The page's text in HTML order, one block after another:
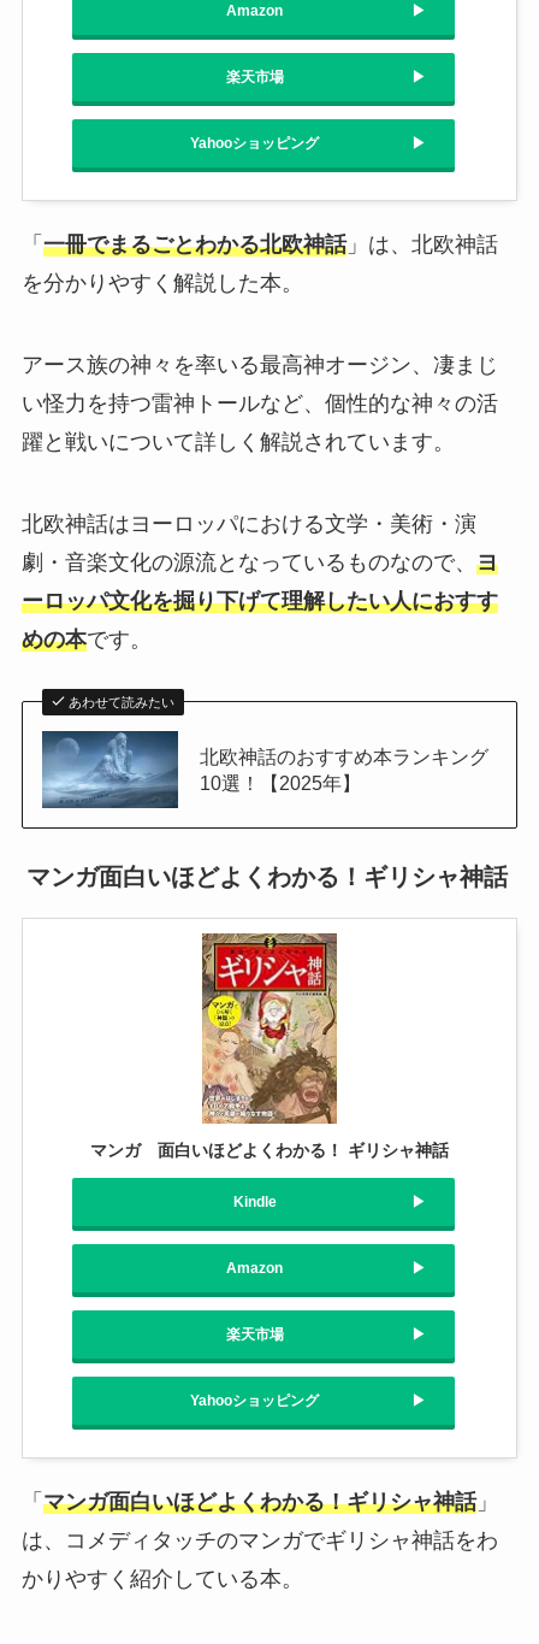
Amazon
楽天市場
Yahooショッピング
「 一冊でまるごとわかる北欧神話」は、北欧神話
を分かりやすく解説した本。
アース族の神々を率いる最高神オージン、凄まじ
い怪力を持つ雷神トールなど、個性的な神々の活
躍と戦いについて詳しく解説されています。
北欧神話はヨーロッパにおける文学・美術・演
劇・音楽文化の源流となっているものなので、 ヨ
ーロッパ文化を掘り下げて理解したい人におすす
めの本です。
あわせて読みたい
北欧神話のおすすめ本ランキング
10選！【2025年】
マンガ面白いほどよくわかる！ギリシャ神話
マンガ 面白いほどよくわかる！ ギリシャ神話
Kindle
Amazon
楽天市場
Yahooショッピング
「 マンガ面白いほどよくわかる！ギリシャ神話」
は、コメディタッチのマンガでギリシャ神話をわ
かりやすく紹介している本。